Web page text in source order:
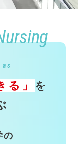
as
る」 を
の